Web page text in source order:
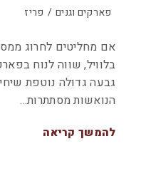
פארקים וגנים / פריז
אם מחליטים לחרוג
בלוויל, שווה לנוח
גבעה גדולה נוטפת
הנואשות מסתתרות…
להמשך קריאה